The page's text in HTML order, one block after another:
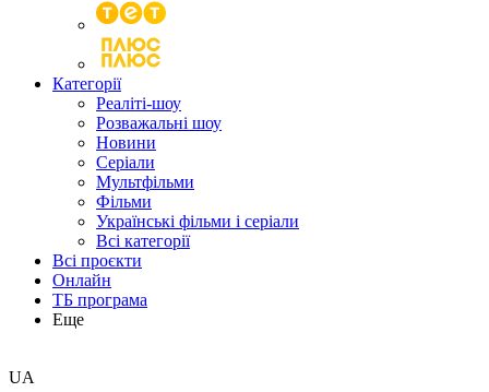
Категорії
Реаліті-шоу
Розважальні шоу
Новини
Серіали
Мультфільми
Фільми
Українські фільми і серіали
Всі категорії
Всі проєкти
Онлайн
ТБ програма
Еще
UA